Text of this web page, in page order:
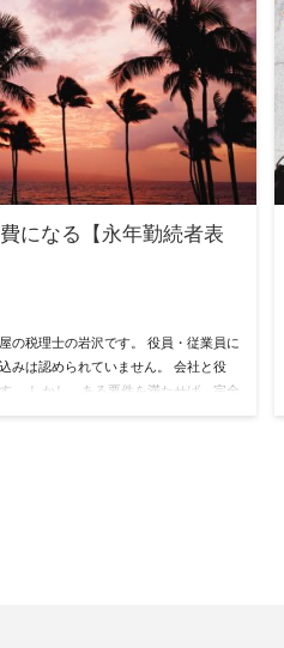
になる【永年勤続者表
の税理士の岩沢です。 役員・従業員に
みは認められていません。 会社と役
。 しかし、ある要件を満たせば、完全